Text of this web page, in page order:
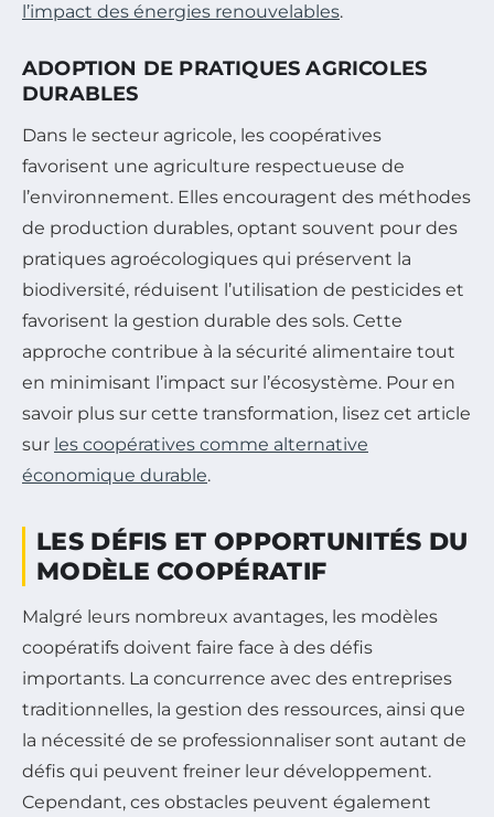
l’impact des énergies renouvelables.
ADOPTION DE PRATIQUES AGRICOLES
DURABLES
Dans le secteur agricole, les coopératives
favorisent une agriculture respectueuse de
l’environnement. Elles encouragent des méthodes
de production durables, optant souvent pour des
pratiques agroécologiques qui préservent la
biodiversité, réduisent l’utilisation de pesticides et
favorisent la gestion durable des sols. Cette
approche contribue à la sécurité alimentaire tout
en minimisant l’impact sur l’écosystème. Pour en
savoir plus sur cette transformation, lisez cet article
sur les coopératives comme alternative
économique durable.
LES DÉFIS ET OPPORTUNITÉS DU
MODÈLE COOPÉRATIF
Malgré leurs nombreux avantages, les modèles
coopératifs doivent faire face à des défis
importants. La concurrence avec des entreprises
traditionnelles, la gestion des ressources, ainsi que
la nécessité de se professionnaliser sont autant de
défis qui peuvent freiner leur développement.
Cependant, ces obstacles peuvent également